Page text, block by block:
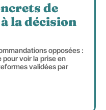
de
la décision
opposées :
voir la prise en
validées par